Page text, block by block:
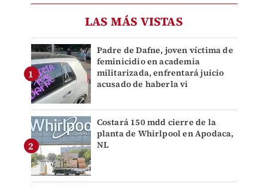
LAS MÁS VISTAS
Padre de Dafne, joven víctima de
feminicidio en academia
militarizada, enfrentará juicio
acusado de haberla vi
Costará 150 mdd cierre de la
planta de Whirlpool en Apodaca,
NL